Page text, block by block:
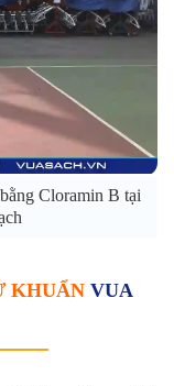
Cloramin B tại
KHUẨNVUA